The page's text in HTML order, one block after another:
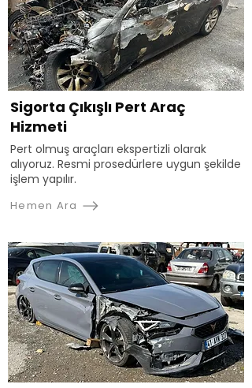
Sigorta Çıkışlı Pert Araç
Hizmeti
Pert olmuş araçları ekspertizli olarak
alıyoruz. Resmi prosedürlere uygun şekilde
işlem yapılır.
Hemen Ara